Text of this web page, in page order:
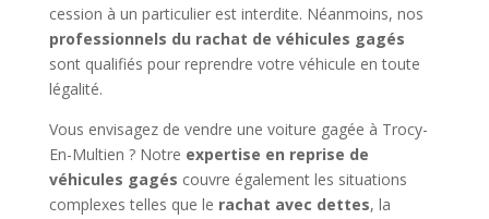
cession à un particulier est interdite. Néanmoins, nos
professionnels du rachat de véhicules gagés
sont qualifiés pour reprendre votre véhicule en toute
légalité.
Vous envisagez de vendre une voiture gagée à Trocy-
En-Multien ? Notre expertise en reprise de
véhicules gagés couvre également les situations
complexes telles que le rachat avec dettes, la